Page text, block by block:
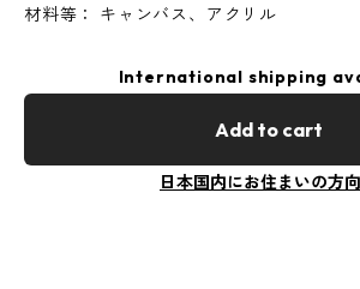
材料等： キャンバス、アクリル
International shipping
Add to cart
日本国内にお住まいの方